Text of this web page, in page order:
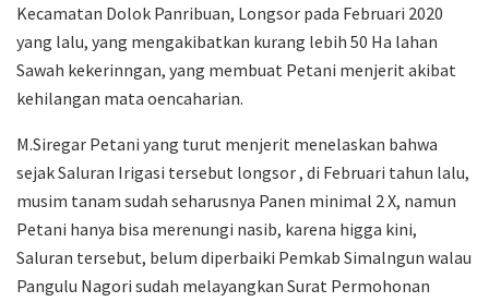
Kecamatan Dolok Panribuan, Longsor pada Februari 2020
yang lalu, yang mengakibatkan kurang lebih 50 Ha lahan
Sawah kekerinngan, yang membuat Petani menjerit akibat
kehilangan mata oencaharian.
M.Siregar Petani yang turut menjerit menelaskan bahwa
sejak Saluran Irigasi tersebut longsor , di Februari tahun lalu,
musim tanam sudah seharusnya Panen minimal 2 X, namun
Petani hanya bisa merenungi nasib, karena higga kini,
Saluran tersebut, belum diperbaiki Pemkab Simalngun walau
Pangulu Nagori sudah melayangkan Surat Permohonan